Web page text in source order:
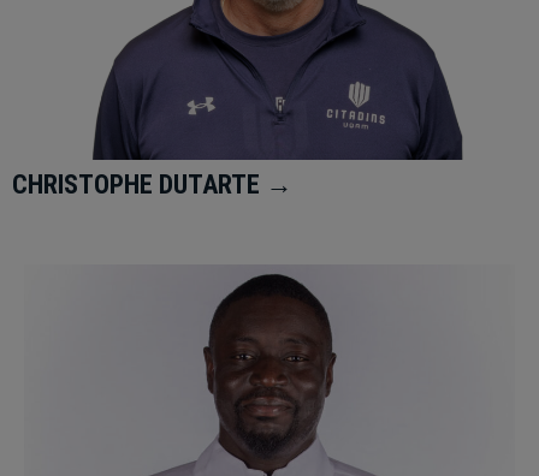
CHRISTOPHE DUTARTE →